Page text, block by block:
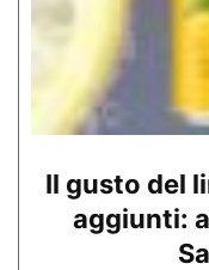
Il gusto del
aggiunti: